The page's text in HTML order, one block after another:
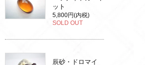
ット
5,800円(内税)
SOLD OUT
辰砂・ドロマイ